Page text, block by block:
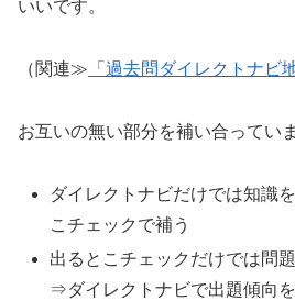
いいです。
（関連≫ 「過去問ダイレクトナビ
お互いの無い部分を補い合っていま
ダイレクトナビだけでは知識
こチェックで補う
出るとこチェックだけでは問
⇒ダイレクトナビで出題傾向